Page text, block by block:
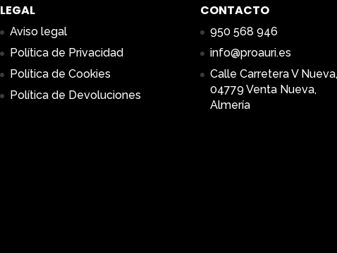
LEGAL
Aviso legal
Política de Privacidad
Política de Cookies
Política de Devoluciones
CONTACTO
950 568 946
info@proauri.es
Calle Carretera V
04779 Venta Nueva,
Almería